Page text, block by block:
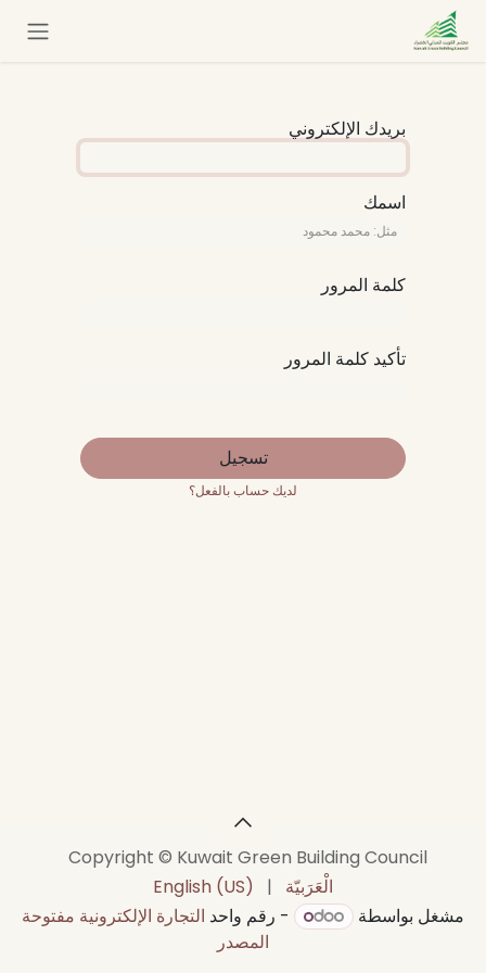
تخطي للذهاب إلى المحتوى
بريدك الإلكتروني
اسمك
كلمة المرور
تأكيد كلمة المرور
تسجيل
لديك حساب بالفعل؟
Copyright © Kuwait Green Building Council
الْعَرَبيّة
|
English (US)
مشغل بواسطة
- رقم واحد التجارة الإلكترونية مفتوحة
المصدر